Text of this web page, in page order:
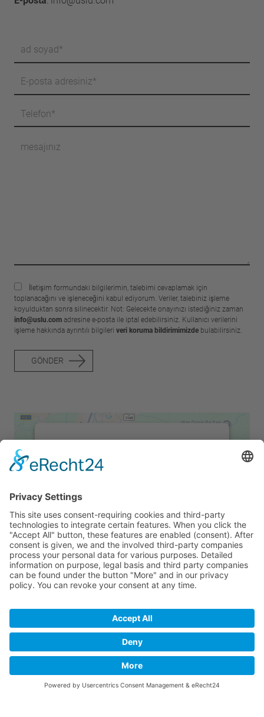
İletişim formundaki bilgilerimin, talebimi cevaplamak için
toplanacağını ve işleneceğini kabul ediyorum. Veriler, talebiniz işleme
koyulduktan sonra silinecektir. Not: Gelecekte onayınızı istediğiniz zaman
info@uslu.comadresine e-posta ile iptal edebilirsiniz. Kullanıcı verilerini
işleme hakkında ayrıntılı bilgileri veri koruma bildirimimizdebulabilirsiniz.
GÖNDER
We need your consent to load the
Google Maps service!
activity. Please review the details and
accept the service to see this map.
More Information
Accept
Management Platform&eRecht24
© 2019 - 2026 USLU Immobilien. Tüm hakları saklıdır.
Künye Gizlilik ilkesi İletişim